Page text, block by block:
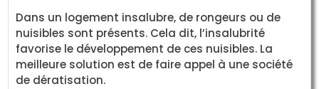
Dans un logement insalubre, de rongeurs ou de
nuisibles sont présents. Cela dit, l’insalubrité
favorise le développement de ces nuisibles. La
meilleure solution est de faire appel à une société
de dératisation.